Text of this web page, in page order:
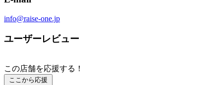
info@raise-one.jp
ユーザーレビュー
この店舗を応援する！
ここから応援